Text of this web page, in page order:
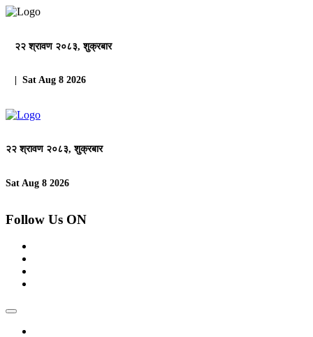
२२ श्रावण २०८३, शुक्रबार
| Sat Aug 8 2026
२२ श्रावण २०८३, शुक्रबार
Sat Aug 8 2026
Follow Us ON